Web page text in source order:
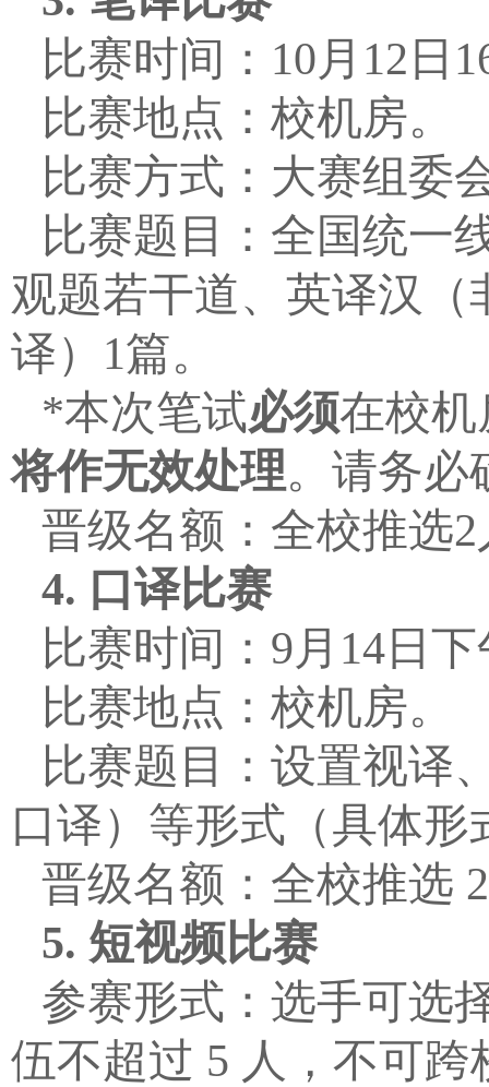
比赛时间： 10月 12 日
比赛地点：校机房。
比赛方式：大赛组委
比赛题目：全国统一
观题若干道、英译汉（
译） 1篇。
*本次笔试必须在校
将作无效处理。请务必
晋级名额：全校推选2
4. 口译比赛
比赛时间： 9月 14日
比赛地点：校机房。
比赛题目：设置视译
口译）等形式（具体
晋级名额：全校推选
5. 短视频比赛
参赛形式：选手可选
伍不超过 5 人，不可